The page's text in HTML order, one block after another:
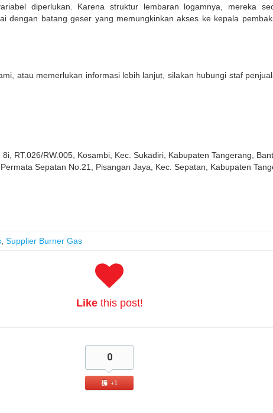
diperlukan. Karena struktur lembaran logamnya, mereka
dengan batang geser yang memungkinkan akses ke kepala
atau memerlukan informasi lebih lanjut, silakan hubungi staf
RT.026/RW.005, Kosambi, Kec. Sukadiri, Kabupaten Tangerang,
Sepatan No.21, Pisangan Jaya, Kec. Sepatan, Kabupaten
Supplier Burner Gas
Likethis post!
0
+1